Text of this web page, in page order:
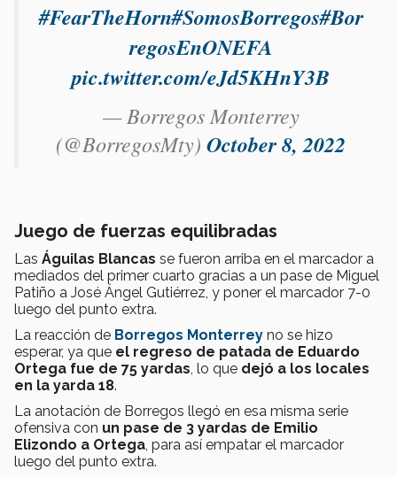
#FearTheHorn#SomosBorregos#Bor
regosEnONEFA
pic.twitter.com/eJd5KHnY3B
— Borregos Monterrey
(@BorregosMty) October 8, 2022
Juego de fuerzas equilibradas
Las Águilas Blancas se fueron arriba en el marcador a
mediados del primer cuarto gracias a un pase de Miguel
Patiño a José Ángel Gutiérrez, y poner el marcador 7-0
luego del punto extra.
La reacción de Borregos Monterrey no se hizo
esperar, ya que el regreso de patada de Eduardo
Ortega fue de 75 yardas , lo que dejó a los locales
en la yarda 18.
La anotación de Borregos llegó en esa misma serie
ofensiva con un pase de 3 yardas de Emilio
Elizondo a Ortega , para así empatar el marcador
luego del punto extra.